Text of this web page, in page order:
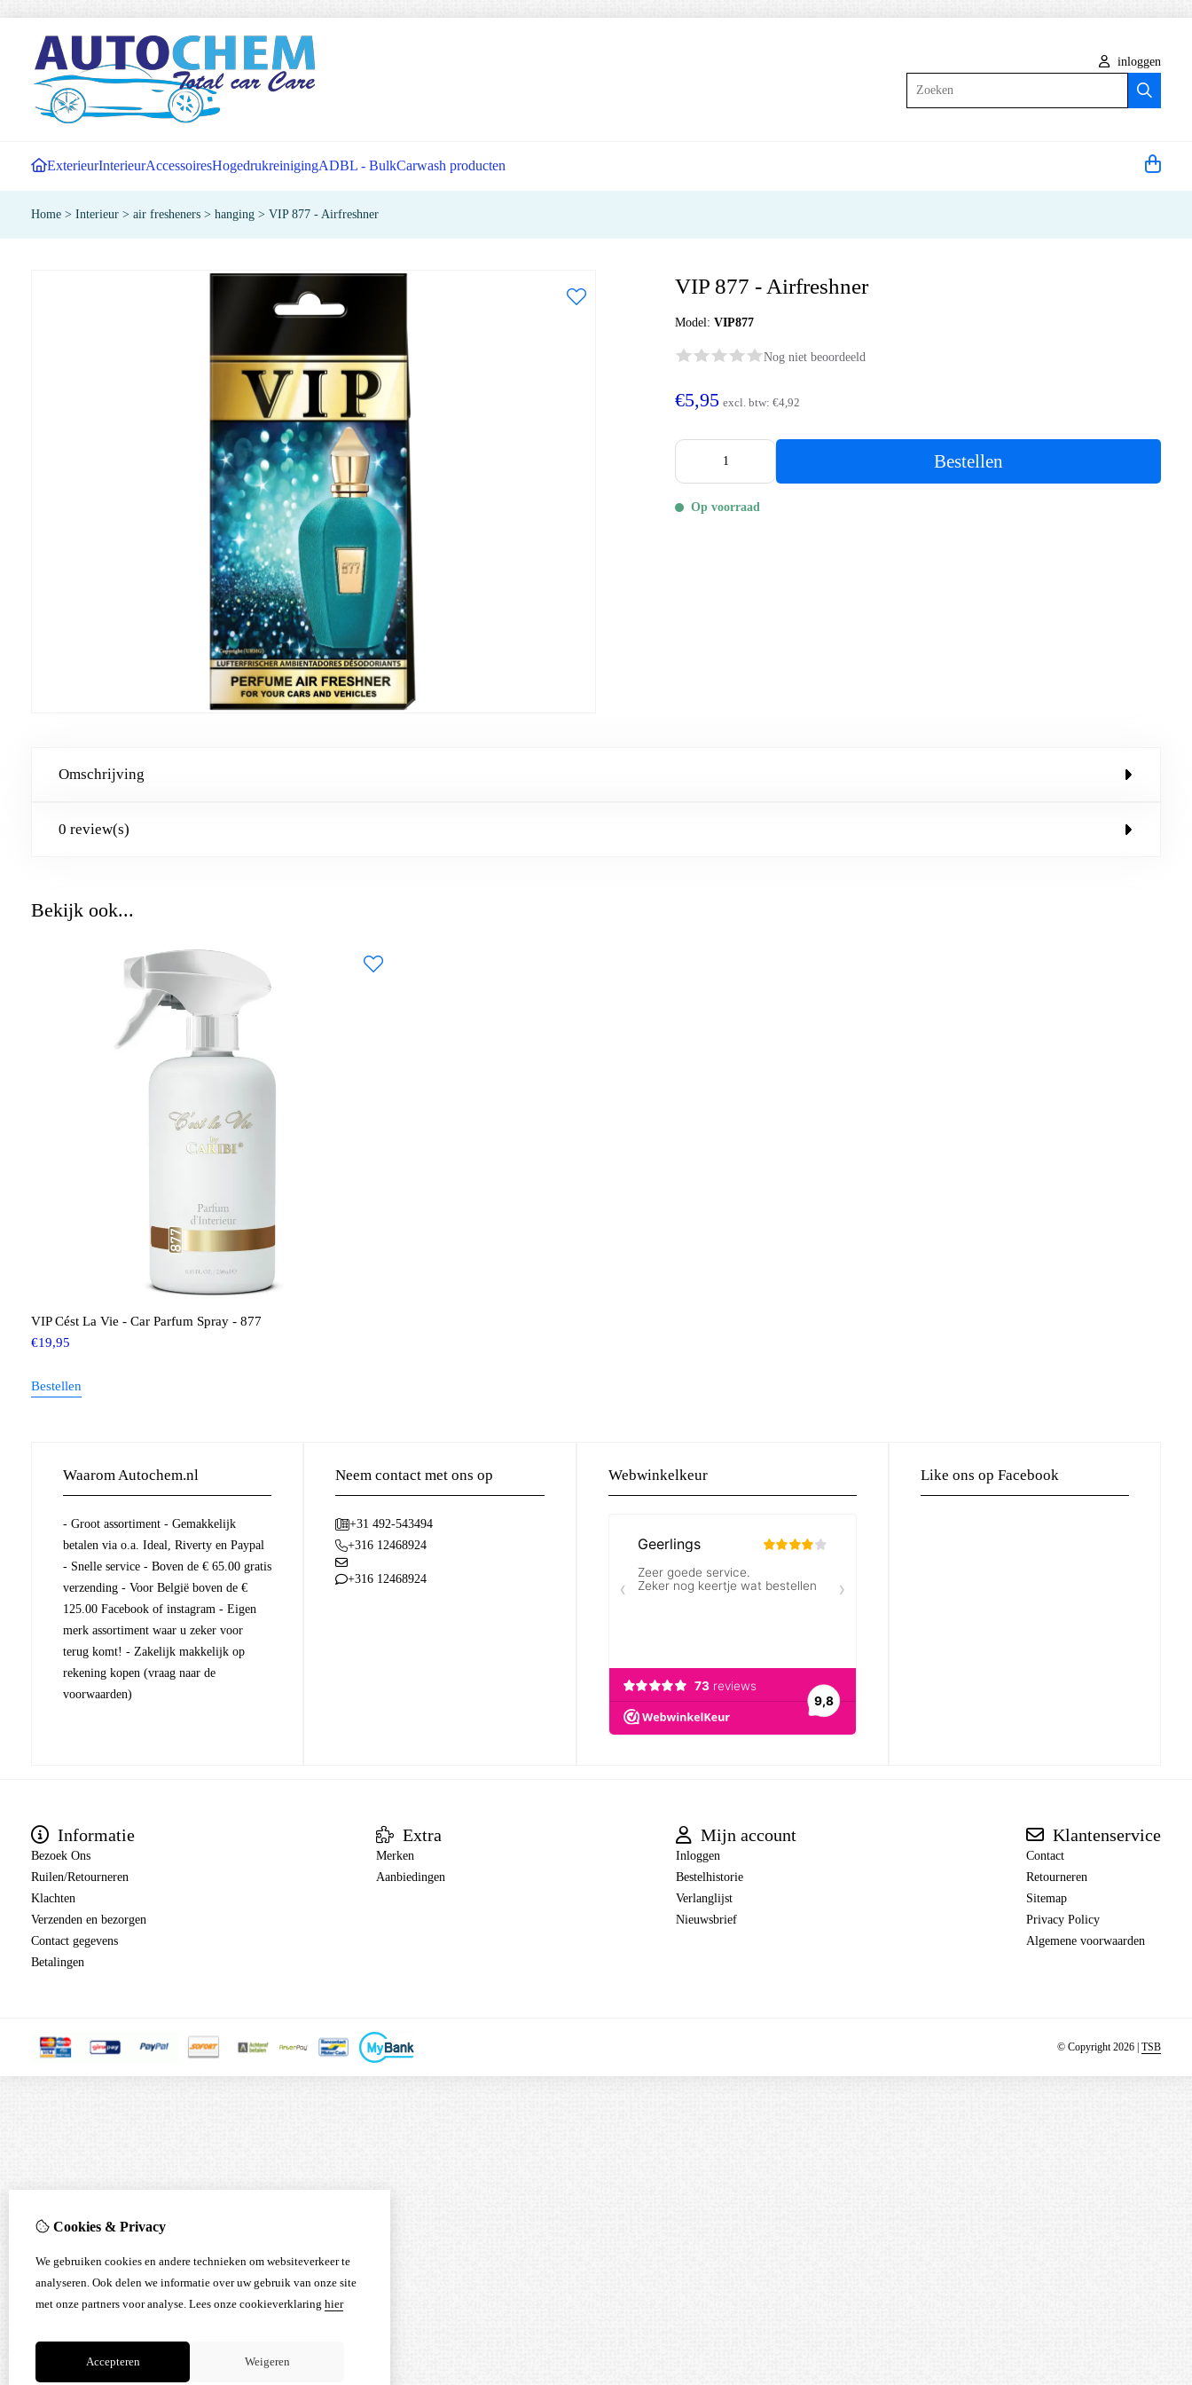
inloggen
ExterieurInterieurAccessoiresHogedrukreinigingADBL - BulkCarwash producten
Home > Interieur > air fresheners > hanging > VIP 877 - Airfreshner
VIP 877 - Airfreshner
Model:VIP877
Nog niet beoordeeld
€5,95 excl. btw:€4,92
Bestellen
Op voorraad
Omschrijving
0 review(s)
Bekijk ook...
VIP Cést La Vie - Car Parfum Spray - 877
€19,95
Bestellen
Waarom Autochem.nl
- Groot assortiment - Gemakkelijk
betalen via o.a. Ideal, Riverty en Paypal
- Snelle service - Boven de € 65.00 gratis
verzending - Voor België boven de €
125.00 Facebook of instagram - Eigen
merk assortiment waar u zeker voor
terug komt! - Zakelijk makkelijk op
rekening kopen (vraag naar de
voorwaarden)
Neem contact met ons op
+31 492-543494
+316 12468924
+316 12468924
Webwinkelkeur Like ons op Facebook
Informatie
Bezoek Ons
Ruilen/Retourneren
Klachten
Verzenden en bezorgen
Contact gegevens
Betalingen
Extra
Merken
Aanbiedingen
Mijn account
Inloggen
Bestelhistorie
Verlanglijst
Nieuwsbrief
Klantenservice
Contact
Retourneren
Sitemap
Privacy Policy
Algemene voorwaarden
© Copyright 2026 | TSB
Cookies & Privacy
We gebruiken cookies en andere technieken om websiteverkeer te
analyseren. Ook delen we informatie over uw gebruik van onze site
met onze partners voor analyse. Lees onze cookieverklaring hier
Accepteren Weigeren